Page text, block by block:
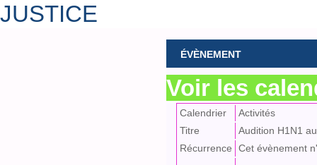
JUSTICE
ÉVÈNEMENT
Voir les
Calendrier
Activités
Titre
Audition H1N1
Récurrence
Cet évènement